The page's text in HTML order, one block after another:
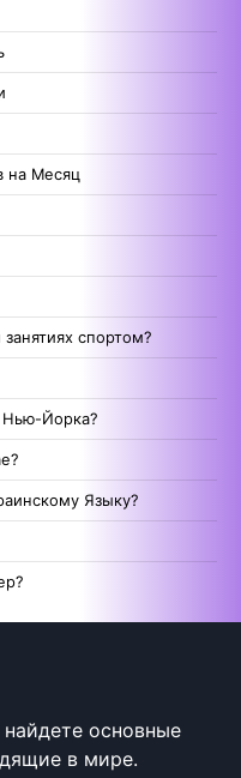
на Месяц
спортом?
Нью-Йорка?
Языку?
основные
в мире.